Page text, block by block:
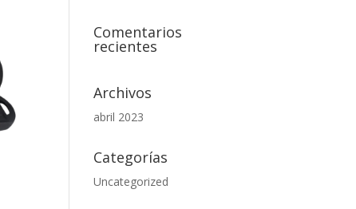
Comentarios
recientes
Archivos
abril 2023
Categorías
Uncategorized